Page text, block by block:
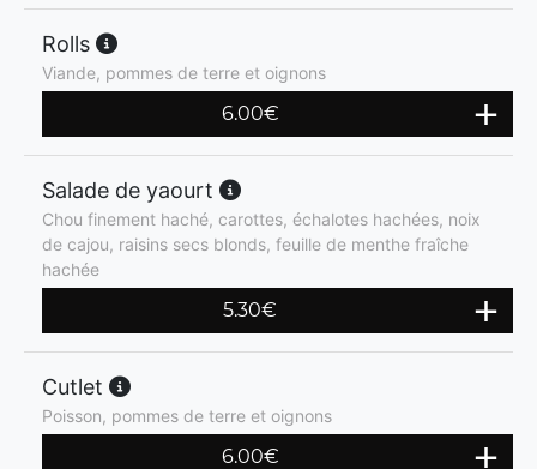
Rolls
Viande, pommes de terre et oignons
6.00€
Salade de yaourt
Chou finement haché, carottes, échalotes hachées, noix
de cajou, raisins secs blonds, feuille de menthe fraîche
hachée
5.30€
Cutlet
Poisson, pommes de terre et oignons
6.00€